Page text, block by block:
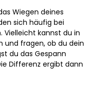
Wiegen deines
sich häufig bei
Vielleicht kannst du in
und fragen, ob du dein
du das Gespann
Differenz ergibt dann